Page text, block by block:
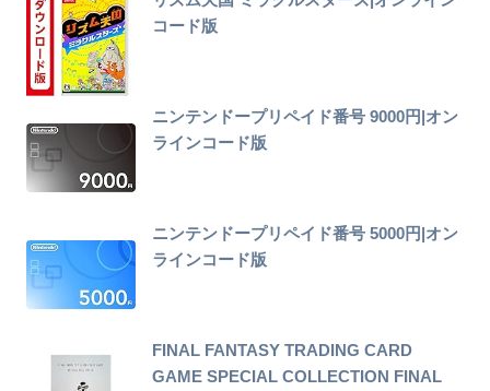
コード版
ニンテンドープリペイド番号 9000円|オン
ラインコード版
ニンテンドープリペイド番号 5000円|オン
ラインコード版
FINAL FANTASY TRADING CARD
GAME SPECIAL COLLECTION FINAL